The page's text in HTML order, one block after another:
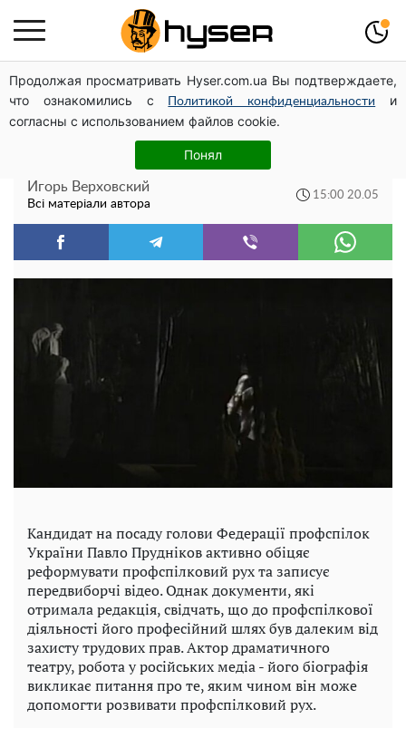
Продолжая просматривать Hyser.com.ua Вы подтверждаете,
что ознакомились с
Политикой конфиденциальности
и
согласны с использованием файлов cookie.
Понял
Павло Прудніков та його дивовижна
кар'єра від актора у російському театрі до
номінанта у керівники Федерації
Игорь Верховский
Всі матеріали автора
15:00 20.05
Кандидат на посаду голови Федерації профспілок
України Павло Прудніков активно обіцяє
реформувати профспілковий рух та записує
передвиборчі відео. Однак документи, які
отримала редакція, свідчать, що до профспілкової
діяльності його професійний шлях був далеким від
захисту трудових прав. Актор драматичного
театру, робота у російських медіа - його біографія
викликає питання про те, яким чином він може
допомогти розвивати профспілковий рух.